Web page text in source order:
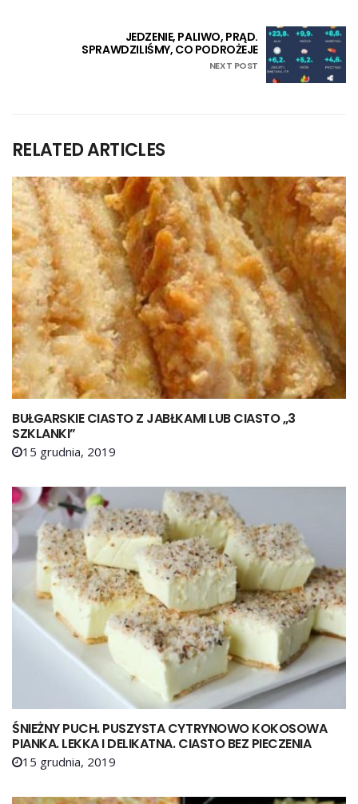
JEDZENIE, PALIWO, PRĄD.
SPRAWDZILIŚMY, CO PODROŻEJE
NEXT POST
RELATED ARTICLES
BUŁGARSKIE CIASTO Z JABŁKAMI LUB CIASTO „3
SZKLANKI”
15 grudnia, 2019
ŚNIEŻNY PUCH. PUSZYSTA CYTRYNOWO KOKOSOWA
PIANKA. LEKKA I DELIKATNA. CIASTO BEZ PIECZENIA
15 grudnia, 2019